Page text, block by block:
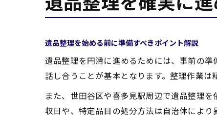
遺品整理を始める前に準備すべきポイント解説
遺品整理を円滑に進めるためには、事前の
話し合うことが基本となります。整理作業は
また、世田谷区や喜多見駅周辺で遺品整理
収日や、特定品目の処分方法は自治体により